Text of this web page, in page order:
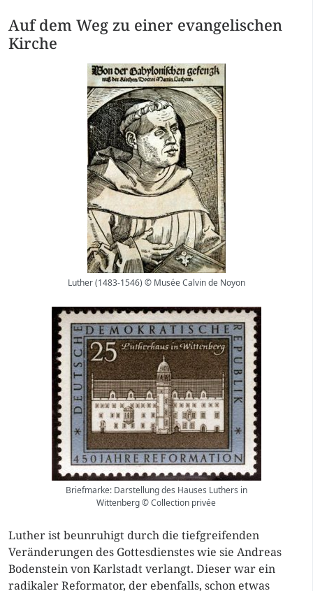
Auf dem Weg zu einer evangelischen
Kirche
Luther (1483-1546) © Musée Calvin de Noyon
Briefmarke: Darstellung des Hauses Luthers in
Wittenberg © Collection privée
Luther ist beunruhigt durch die tiefgreifenden
Veränderungen des Gottesdienstes wie sie Andreas
Bodenstein von Karlstadt verlangt. Dieser war ein
radikaler Reformator, der ebenfalls, schon etwas